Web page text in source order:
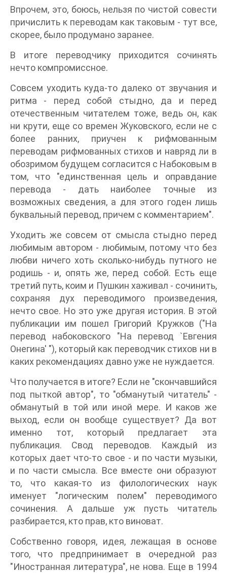
Впрочем, это, боюсь, нельзя по чистой совести
причислить к переводам как таковым - тут все,
скорее, было продумано заранее.
В итоге переводчику приходится сочинять
нечто компромиссное.
Совсем уходить куда-то далеко от звучания и
ритма - перед собой стыдно, да и перед
отечественным читателем тоже, ведь он, как
ни крути, еще со времен Жуковского, если не с
более ранних, приучен к рифмованным
переводам рифмованных стихов и навряд ли в
обозримом будущем согласится с Набоковым в
том, что "единственная цель и оправдание
перевода - дать наиболее точные из
возможных сведения, а для этого годен лишь
буквальный перевод, причем с комментарием".
Уходить же совсем от смысла стыдно перед
любимым автором - любимым, потому что без
любви ничего хоть сколько-нибудь путного не
родишь - и, опять же, перед собой. Есть еще
третий путь, коим и Пушкин хаживал - сочинить,
сохраняя дух переводимого произведения,
нечто свое. Но это уже другая история. В этой
публикации им пошел Григорий Кружков ("На
перевод набоковского "На перевод `Евгения
Онегина' "), который как переводчик стихов ни в
каких рекомендациях давно уже не нуждается.
Что получается в итоге? Если не "скончавшийся
под пыткой автор", то "обманутый читатель" -
обманутый в той или иной мере. И каков же
выход, если он вообще существует? Да вот
именно тот, который предлагает эта
публикация. Свод переводов. Каждый из
которых дает что-то свое - и по части музыки,
и по части смысла. Все вместе они образуют
то, что какая-то из филологических наук
именует "логическим полем" переводимого
сочинения. А дальше уж пусть читатель
разбирается, кто прав, кто виноват.
Собственно говоря, идея, лежащая в основе
того, что предпринимает в очередной раз
"Иностранная литература", не нова. Еще в 1994